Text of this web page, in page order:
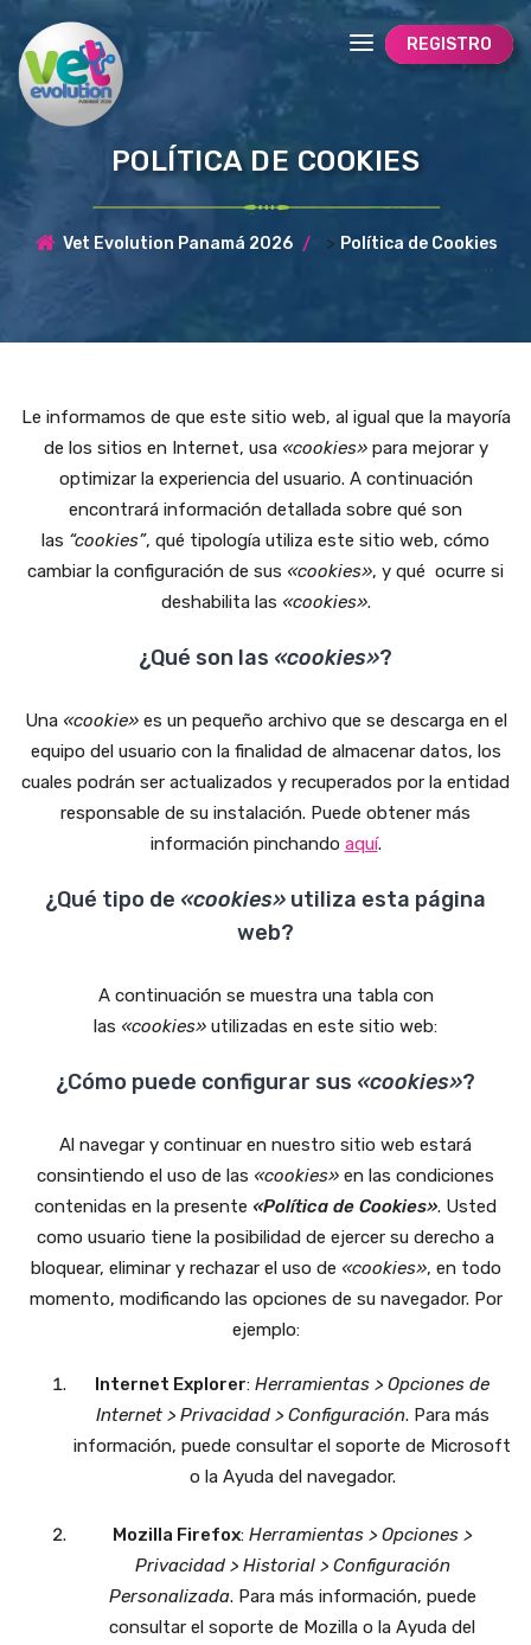
REGISTRO
POLÍTICA DE COOKIES
Vet Evolution Panamá 2026 > Política de Cookies
Le informamos de que este sitio web, al igual que la mayoría
de los sitios en Internet, usa «cookies»para mejorar y
optimizar la experiencia del usuario. A continuación
encontrará información detallada sobre qué son
las “cookies”, qué tipología utiliza este sitio web, cómo
cambiar la configuración de sus «cookies», y qué ocurre si
deshabilita las «cookies».
¿Qué son las «cookies»?
Una «cookie»es un pequeño archivo que se descarga en el
equipo del usuario con la finalidad de almacenar datos, los
cuales podrán ser actualizados y recuperados por la entidad
responsable de su instalación. Puede obtener más
información pinchando aquí.
¿Qué tipo de «cookies» utiliza esta página
web?
A continuación se muestra una tabla con
las «cookies» utilizadas en este sitio web:
¿Cómo puede configurar sus «cookies»?
Al navegar y continuar en nuestro sitio web estará
consintiendo el uso de las «cookies» en las condiciones
contenidas en la presente «Política de Cookies». Usted
como usuario tiene la posibilidad de ejercer su derecho a
bloquear, eliminar y rechazar el uso de «cookies», en todo
momento, modificando las opciones de su navegador. Por
ejemplo:
Internet Explorer: Herramientas > Opciones de
Internet > Privacidad > Configuración. Para más
información, puede consultar el soporte de Microsoft
o la Ayuda del navegador.
Mozilla Firefox: Herramientas > Opciones >
Privacidad > Historial > Configuración
Personalizada. Para más información, puede
consultar el soporte de Mozilla o la Ayuda del